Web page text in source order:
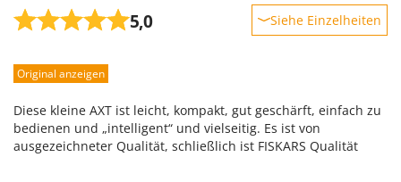
Ooni
Outdoorchef
P
Palazzetti
Palumbo Pavi
5,0 Siehe Einzelheiten
Leistung
Qualität / Preis
Schwierigkeitsgrad Zusammenbau
Original anzeigen
Diese kleine AXT ist leicht, kompakt, gut geschärft, einfach zu
bedienen und „intelligent“ und vielseitig. Es ist von
ausgezeichneter Qualität, schließlich ist FISKARS Qualität